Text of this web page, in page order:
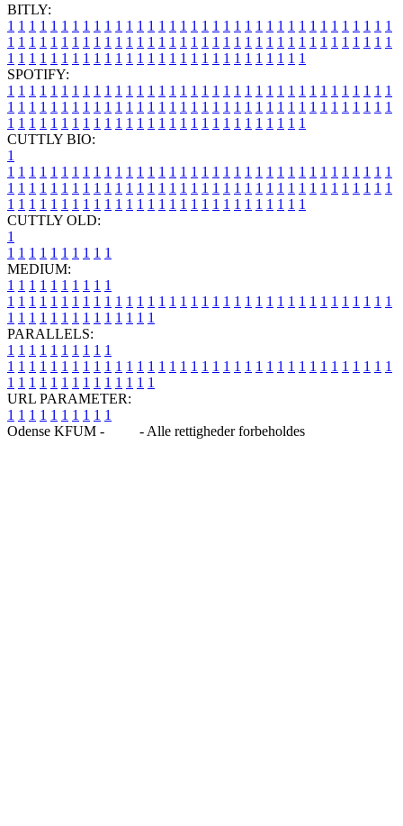
BITLY:
1 1 1 1 1 1 1 1 1 1 1 1 1 1 1 1 1 1 1 1 1 1 1 1 1 1 1 1 1 1 1 1 1 1 1 1
1 1 1 1 1 1 1 1 1 1 1 1 1 1 1 1 1 1 1 1 1 1 1 1 1 1 1 1 1 1 1 1 1 1 1 1
1 1 1 1 1 1 1 1 1 1 1 1 1 1 1 1 1 1 1 1 1 1 1 1 1 1 1 1
SPOTIFY:
1 1 1 1 1 1 1 1 1 1 1 1 1 1 1 1 1 1 1 1 1 1 1 1 1 1 1 1 1 1 1 1 1 1 1 1
1 1 1 1 1 1 1 1 1 1 1 1 1 1 1 1 1 1 1 1 1 1 1 1 1 1 1 1 1 1 1 1 1 1 1 1
1 1 1 1 1 1 1 1 1 1 1 1 1 1 1 1 1 1 1 1 1 1 1 1 1 1 1 1
CUTTLY BIO:
1
1 1 1 1 1 1 1 1 1 1 1 1 1 1 1 1 1 1 1 1 1 1 1 1 1 1 1 1 1 1 1 1 1 1 1 1
1 1 1 1 1 1 1 1 1 1 1 1 1 1 1 1 1 1 1 1 1 1 1 1 1 1 1 1 1 1 1 1 1 1 1 1
1 1 1 1 1 1 1 1 1 1 1 1 1 1 1 1 1 1 1 1 1 1 1 1 1 1 1 1
CUTTLY OLD:
1
1 1 1 1 1 1 1 1 1 1
MEDIUM:
1 1 1 1 1 1 1 1 1 1
1 1 1 1 1 1 1 1 1 1 1 1 1 1 1 1 1 1 1 1 1 1 1 1 1 1 1 1 1 1 1 1 1 1 1 1
1 1 1 1 1 1 1 1 1 1 1 1 1 1
PARALLELS:
1 1 1 1 1 1 1 1 1 1
1 1 1 1 1 1 1 1 1 1 1 1 1 1 1 1 1 1 1 1 1 1 1 1 1 1 1 1 1 1 1 1 1 1 1 1
1 1 1 1 1 1 1 1 1 1 1 1 1 1
URL PARAMETER:
1 1 1 1 1 1 1 1 1 1
Odense KFUM -
- Alle rettigheder forbeholdes